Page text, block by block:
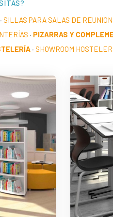
SILLAS PARA SALAS DE
· PIZARRAS Y
· SHOWROOM